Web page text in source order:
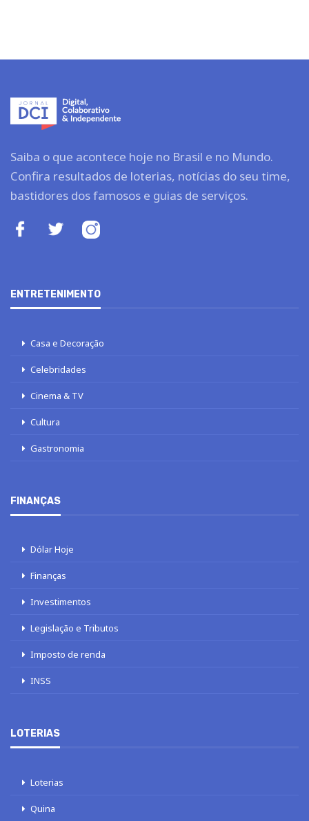
Saiba o que acontece hoje no Brasil e no Mundo.
Confira resultados de loterias, notícias do seu time,
bastidores dos famosos e guias de serviços.
ENTRETENIMENTO
Casa e Decoração
Celebridades
Cinema & TV
Cultura
Gastronomia
FINANÇAS
Dólar Hoje
Finanças
Investimentos
Legislação e Tributos
Imposto de renda
INSS
LOTERIAS
Loterias
Quina